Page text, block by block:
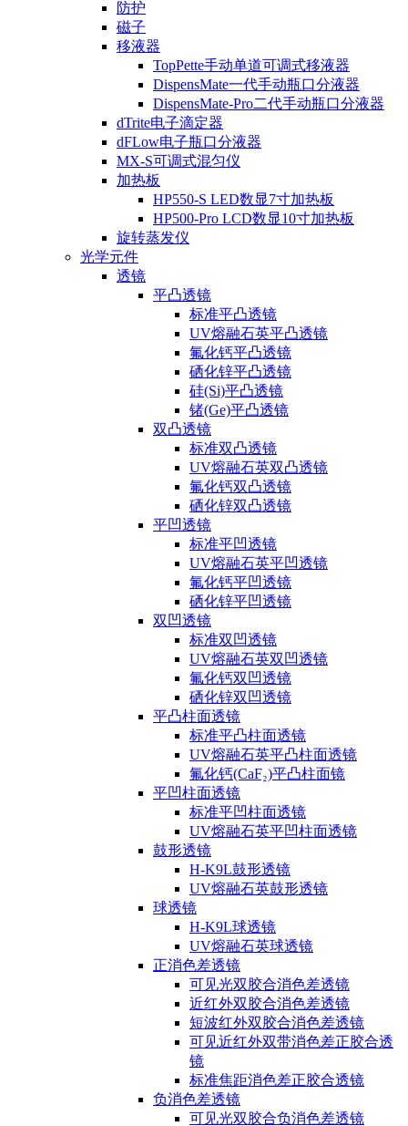
防护
磁子
移液器
TopPette手动单道可调式移液器
DispensMate一代手动瓶口分液器
DispensMate-Pro二代手动瓶口分液器
dTrite电子滴定器
dFLow电子瓶口分液器
MX-S可调式混匀仪
加热板
HP550-S LED数显7寸加热板
HP500-Pro LCD数显10寸加热板
旋转蒸发仪
光学元件
透镜
平凸透镜
标准平凸透镜
UV熔融石英平凸透镜
氟化钙平凸透镜
硒化锌平凸透镜
硅(Si)平凸透镜
锗(Ge)平凸透镜
双凸透镜
标准双凸透镜
UV熔融石英双凸透镜
氟化钙双凸透镜
硒化锌双凸透镜
平凹透镜
标准平凹透镜
UV熔融石英平凹透镜
氟化钙平凹透镜
硒化锌平凹透镜
双凹透镜
标准双凹透镜
UV熔融石英双凹透镜
氟化钙双凹透镜
硒化锌双凹透镜
平凸柱面透镜
标准平凸柱面透镜
UV熔融石英平凸柱面透镜
氟化钙(CaF₂)平凸柱面镜
平凹柱面透镜
标准平凹柱面透镜
UV熔融石英平凹柱面透镜
鼓形透镜
H-K9L鼓形透镜
UV熔融石英鼓形透镜
球透镜
H-K9L球透镜
UV熔融石英球透镜
正消色差透镜
可见光双胶合消色差透镜
近红外双胶合消色差透镜
短波红外双胶合消色差透镜
可见近红外双带消色差正胶合透
镜
标准焦距消色差正胶合透镜
负消色差透镜
可见光双胶合负消色差透镜